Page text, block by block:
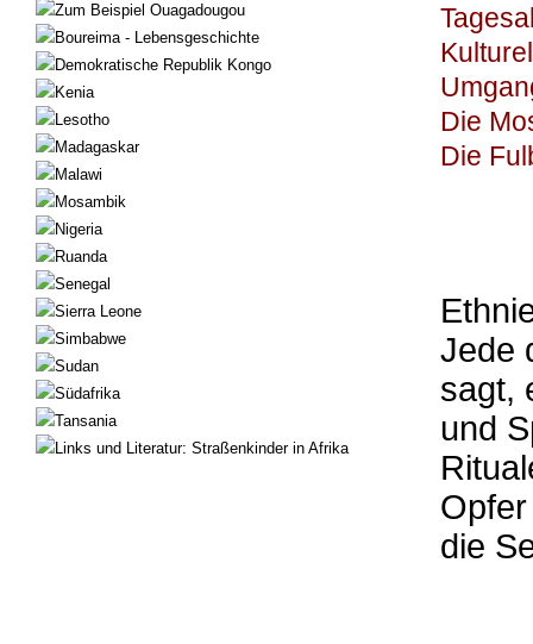
Zum Beispiel Ouagadougou
Boureima - Lebensgeschichte
Demokratische Republik Kongo
Kenia
Lesotho
Madagaskar
Malawi
Mosambik
Nigeria
Ruanda
Senegal
Sierra Leone
Simbabwe
Sudan
Südafrika
Tansania
Links und Literatur: Straßenkinder in Afrika
Die
Die
Jede
sagt,
und
die